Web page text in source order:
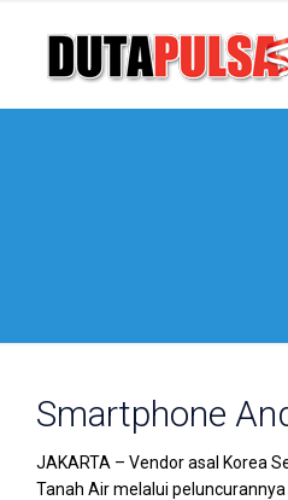
Smartphone
JAKARTA – Vendor asal Korea
Tanah Air melalui